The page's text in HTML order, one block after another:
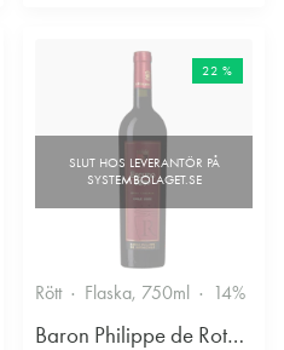
13.5% Kryddigt & Mustigt
22 %
Rött Flaska, 750ml 14%
Baron Philippe de Rothschild Chile SA